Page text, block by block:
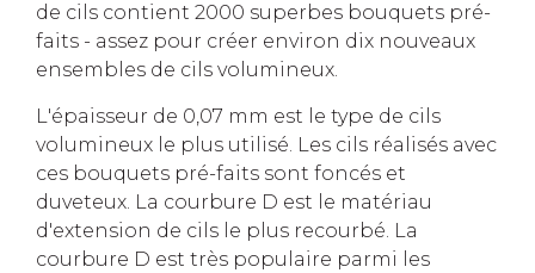
de cils contient 2000 superbes bouquets pré-
faits - assez pour créer environ dix nouveaux
ensembles de cils volumineux.
L'épaisseur de 0,07 mm est le type de cils
volumineux le plus utilisé. Les cils réalisés avec
ces bouquets pré-faits sont foncés et
duveteux. La courbure D est le matériau
d'extension de cils le plus recourbé. La
courbure D est très populaire parmi les